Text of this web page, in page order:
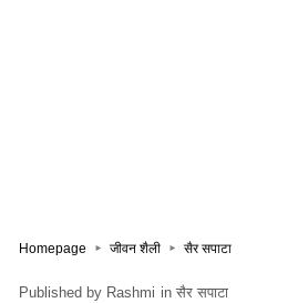
Homepage जीवन शैली सैर सपाटा
Rashmi in सैर सपाटा